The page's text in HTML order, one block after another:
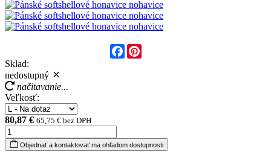
Facebook
Sklad:
nedostupný
načitavanie...
Veľkosť:
80,87 € 65,75 € bez DPH
Objednať a kontaktovať ma ohľadom dostupnosti